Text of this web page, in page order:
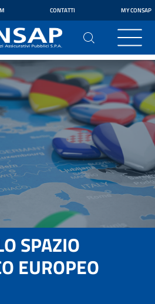
CONTATTI MY CONSAP
SPAZIO
EUROPEO